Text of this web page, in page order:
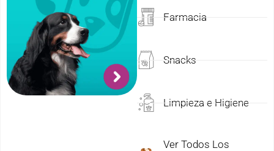
Farmacia
Snacks
Limpieza e Higiene
Ver Todos Los